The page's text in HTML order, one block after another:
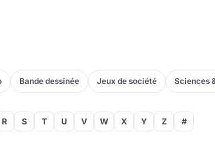
Bande dessinée Jeux de société Sciences
R S T U V W X Y Z #